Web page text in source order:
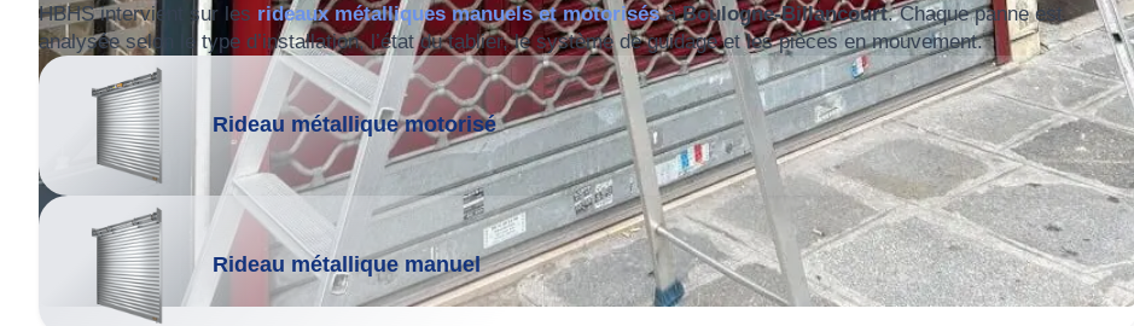
HBHS intervient sur les rideaux métalliques manuels et motorisésàBoulogne-Billancourt. Chaque panne est
analysée selon le type d’installation, l’état du tablier, le système de guidage et les pièces en mouvement.
Rideau métallique motorisé
Rideau métallique manuel